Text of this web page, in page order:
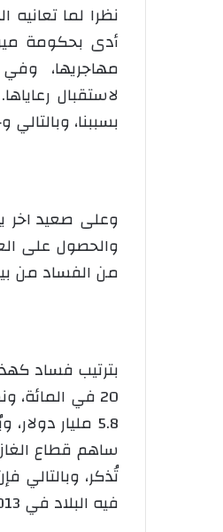
نظرا لما
أدى بحكومة
مهاجريها، وفي
بسببنا،
وعلى صعيد اخر
من الفساد من بين مجموع 176 بلدا، مما يدفع بالشباب إلى النزوح الى
بترتيب فساد
فيه البلاد في 2013 زيادة في العائدات بنحو 11 مليار دولار سجلت في عام 2015 نقصا بقيمة 17 مليار دولار.